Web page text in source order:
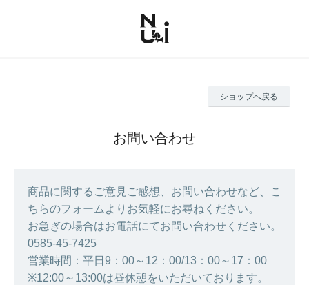
ショップへ戻る
お問い合わせ
商品に関するご意見ご感想、お問い合わせなど、こ
ちらのフォームよりお気軽にお尋ねください。
お急ぎの場合はお電話にてお問い合わせください。
0585‐45‐7425
営業時間：平日9：00～12：00/13：00～17：00
※12:00～13:00は昼休憩をいただいております。